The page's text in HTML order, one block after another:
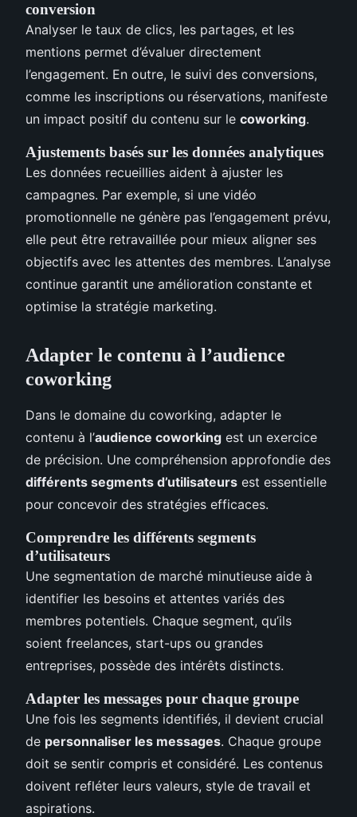
conversion
Analyser le taux de clics, les partages, et les
mentions permet d’évaluer directement
l’engagement. En outre, le suivi des conversions,
comme les inscriptions ou réservations, manifeste
un impact positif du contenu sur le coworking.
Ajustements basés sur les données analytiques
Les données recueillies aident à ajuster les
campagnes. Par exemple, si une vidéo
promotionnelle ne génère pas l’engagement prévu,
elle peut être retravaillée pour mieux aligner ses
objectifs avec les attentes des membres. L’analyse
continue garantit une amélioration constante et
optimise la stratégie marketing.
Adapter le contenu à l’audience
coworking
Dans le domaine du coworking, adapter le
contenu à l’audience coworking est un exercice
de précision. Une compréhension approfondie des
différents segments d’utilisateurs est essentielle
pour concevoir des stratégies efficaces.
Comprendre les différents segments
d’utilisateurs
Une segmentation de marché minutieuse aide à
identifier les besoins et attentes variés des
membres potentiels. Chaque segment, qu’ils
soient freelances, start-ups ou grandes
entreprises, possède des intérêts distincts.
Adapter les messages pour chaque groupe
Une fois les segments identifiés, il devient crucial
de personnaliser les messages. Chaque groupe
doit se sentir compris et considéré. Les contenus
doivent refléter leurs valeurs, style de travail et
aspirations.